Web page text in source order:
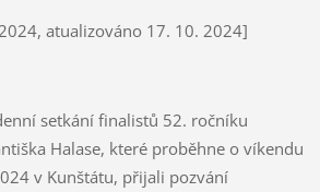
atualizováno 17. 10. 2024]
setkání finalistů 52. ročníku
Halase, které proběhne o víkendu
v Kunštátu, přijali pozvání